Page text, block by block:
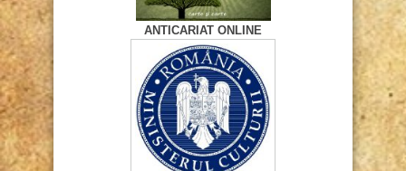
ANTICARIAT ONLINE